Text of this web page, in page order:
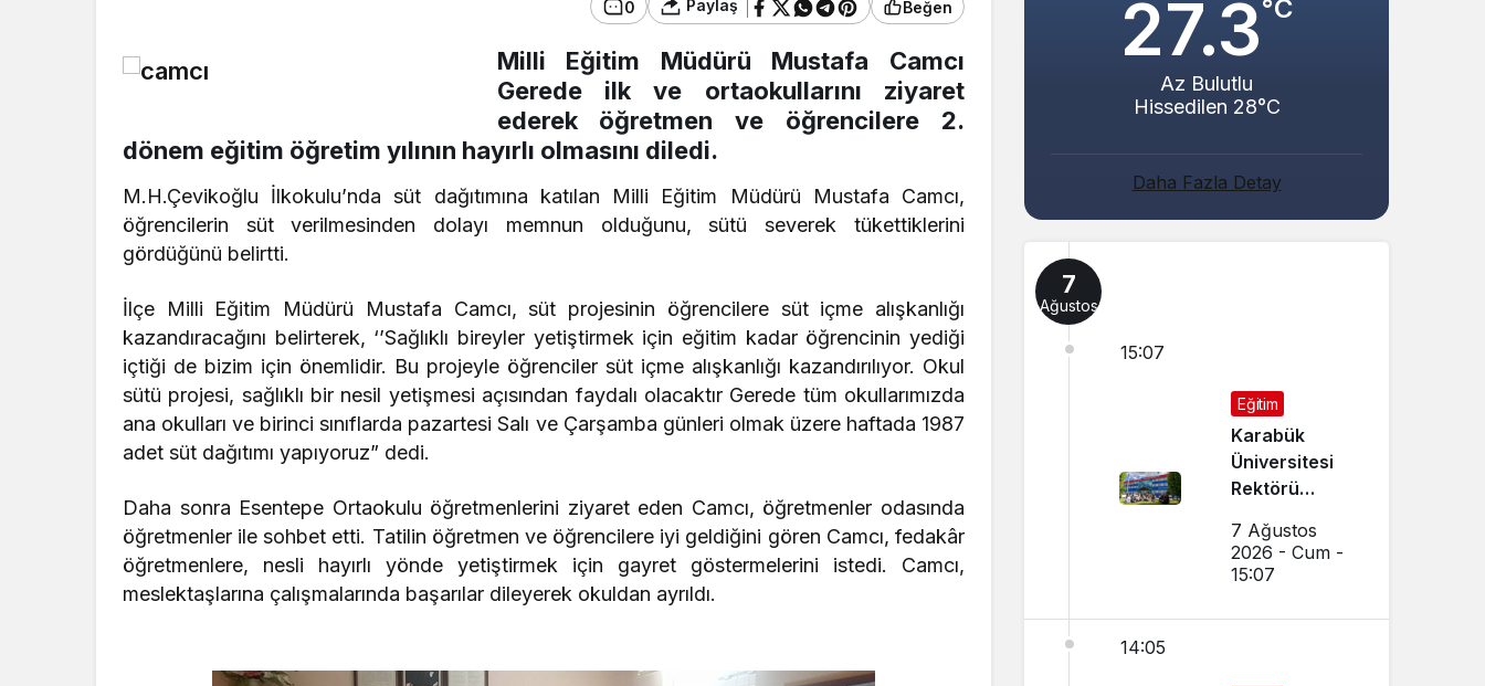
0 Paylaş Beğen
Milli Eğitim Müdürü Mustafa Camcı
Gerede ilk ve ortaokullarını ziyaret
ederek öğretmen ve öğrencilere 2.
dönem eğitim öğretim yılının hayırlı olmasını diledi.
M.H.Çevikoğlu İlkokulu’nda süt dağıtımına katılan Milli Eğitim Müdürü Mustafa Camcı,
öğrencilerin süt verilmesinden dolayı memnun olduğunu, sütü severek tükettiklerini
gördüğünü belirtti.
İlçe Milli Eğitim Müdürü Mustafa Camcı, süt projesinin öğrencilere süt içme alışkanlığı
kazandıracağını belirterek, ‘’Sağlıklı bireyler yetiştirmek için eğitim kadar öğrencinin yediği
içtiği de bizim için önemlidir. Bu projeyle öğrenciler süt içme alışkanlığı kazandırılıyor. Okul
sütü projesi, sağlıklı bir nesil yetişmesi açısından faydalı olacaktır Gerede tüm okullarımızda
ana okulları ve birinci sınıflarda pazartesi Salı ve Çarşamba günleri olmak üzere haftada 1987
adet süt dağıtımı yapıyoruz” dedi.
Daha sonra Esentepe Ortaokulu öğretmenlerini ziyaret eden Camcı, öğretmenler odasında
öğretmenler ile sohbet etti. Tatilin öğretmen ve öğrencilere iyi geldiğini gören Camcı, fedakâr
öğretmenlere, nesli hayırlı yönde yetiştirmek için gayret göstermelerini istedi. Camcı,
meslektaşlarına çalışmalarında başarılar dileyerek okuldan ayrıldı.
27.3°C
Az Bulutlu
Hissedilen 28°C
Daha Fazla Detay
7
Ağustos
15:07
Eğitim
Karabük
Üniversitesi
Rektörü
Aday
Öğrencilere
7 Ağustos
2026 - Cum -
15:07
14:05